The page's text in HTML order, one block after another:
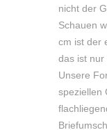
nicht der
Schauen
cm ist der
das ist nur
Unsere
speziellen